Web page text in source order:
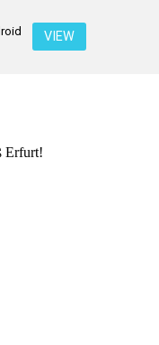
VIEW
Erfurt!